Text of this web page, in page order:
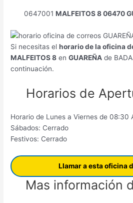
0647001 MALFEITOS 8 06470
Si necesitas elhorario de la oficina
MALFEITOS 8 enGUAREÑA de
continuación.
Horarios de
Horario de Lunes a Viernes de 08:30
Sábados: Cerrado
Festivos: Cerrado
Llamar a esta oficina
Mas información